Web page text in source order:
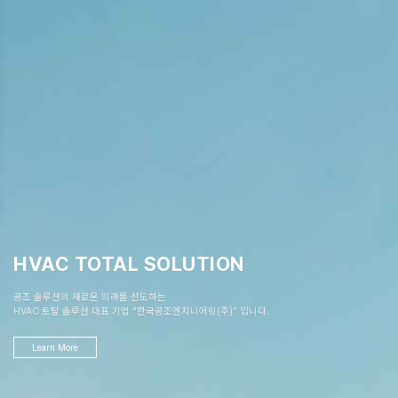
HVAC TOTAL SOLUTION
공조 솔루션의 새로운 미래를 선도하는
HVAC 토탈 솔루션 대표 기업 “한국공조엔지니어링(주)” 입니다.
Learn More